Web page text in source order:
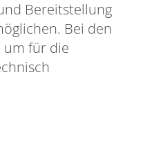
Bereitstellung
Bei den
um für die